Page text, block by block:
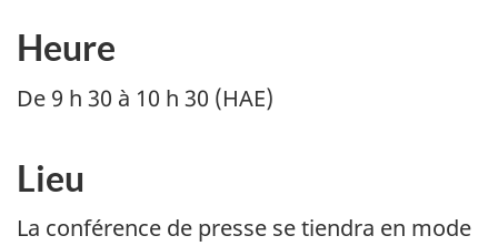
Heure
De 9 h 30 à 10 h 30 (HAE)
Lieu
La conférence de presse se tiendra en mode